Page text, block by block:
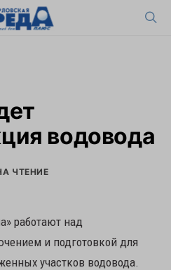
водовода
ЧТЕНИЕ
работают над
и подготовкой для
участков водовода.